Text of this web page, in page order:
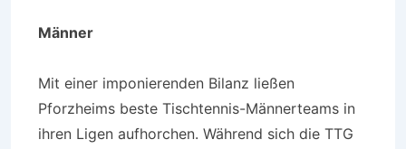
Männer
Mit einer imponierenden Bilanz ließen
Pforzheims beste Tischtennis-Männerteams in
ihren Ligen aufhorchen. Während sich die TTG